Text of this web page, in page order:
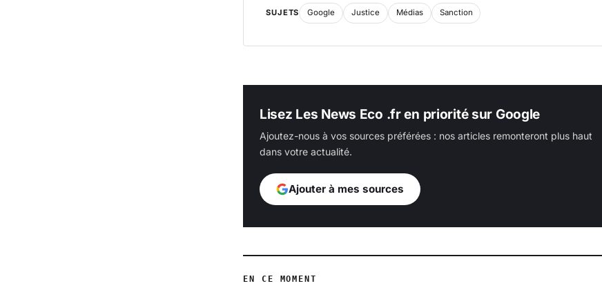
SUJETS Google Justice Médias Sanction
Lisez Les News Eco .fr en priorité sur Google
Ajoutez-nous à vos sources préférées : nos articles remonteront plus haut
dans votre actualité.
Ajouter à mes sources
EN CE MOMENT